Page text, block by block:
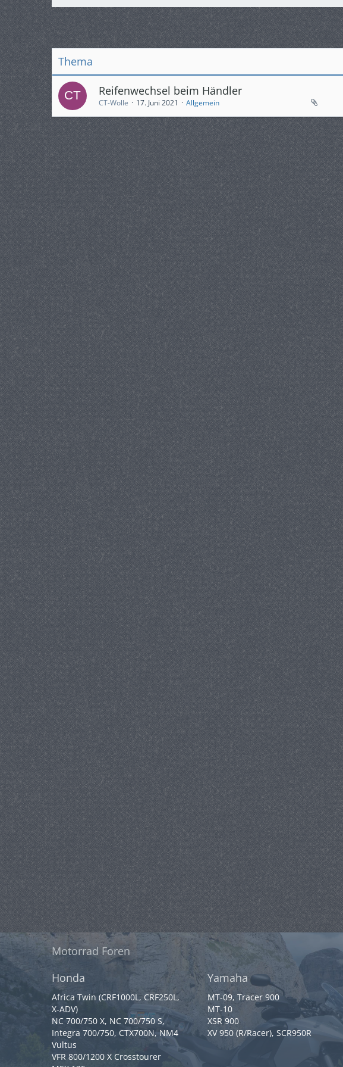
Thema
Reifenwechsel beim Händler
CT-Wolle 17. Juni 2021 Allgemein
Motorrad Foren
Honda
Africa Twin (CRF1000L, CRF250L,
X-ADV)
NC 700/750 X, NC 700/750 S,
Integra 700/750, CTX700N, NM4
Vultus
VFR 800/1200 X Crosstourer
Yamaha
MT-09, Tracer 900
MT-10
XSR 900
XV 950 (R/Racer), SCR950R